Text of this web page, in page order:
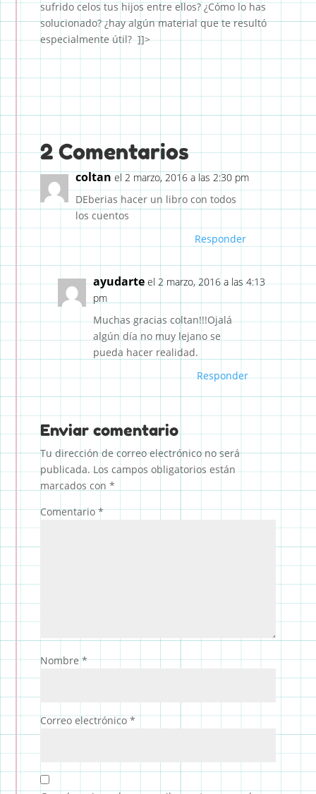
sufrido celos tus hijos entre ellos? ¿Cómo lo has
solucionado? ¿hay algún material que te resultó
especialmente útil? ]]>
2 Comentarios
coltan el 2 marzo, 2016 a las 2:30 pm
DEberias hacer un libro con todos
los cuentos
Responder
ayudarte el 2 marzo, 2016 a las 4:13
pm
Muchas gracias coltan!!!Ojalá
algún día no muy lejano se
pueda hacer realidad.
Responder
Enviar comentario
Tu dirección de correo electrónico no será
publicada. Los campos obligatorios están
marcados con *
Comentario*
Nombre*
Correo electrónico *